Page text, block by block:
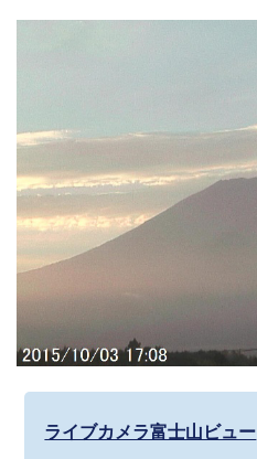
ライブカメラ富士山ビュー